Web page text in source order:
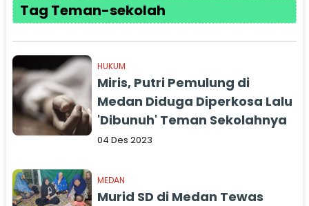
Tag Teman-sekolah
HUKUM
Miris, Putri Pemulung di
Medan Diduga Diperkosa Lalu
'Dibunuh' Teman Sekolahnya
04 Des 2023
MEDAN
Murid SD di Medan Tewas